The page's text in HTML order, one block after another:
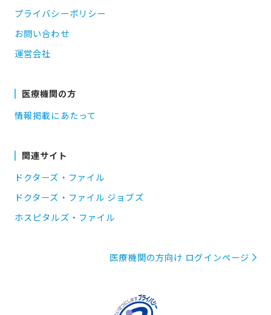
プライバシーポリシー
お問い合わせ
運営会社
医療機関の方
情報掲載にあたって
関連サイト
ドクターズ・ファイル
ドクターズ・ファイル ジョブズ
ホスピタルズ・ファイル
医療機関の方向け ログインページ